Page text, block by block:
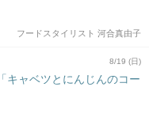
フードスタイリスト 河合真由子
8/19 (日)
キャベツとにんじんのコー